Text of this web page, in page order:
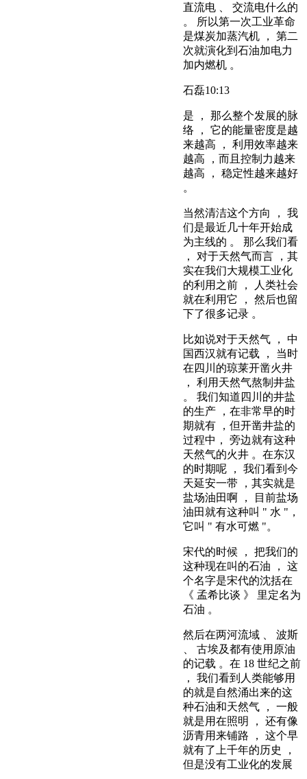
直流电 、 交流电什么的
。 所以第一次工业革命
是煤炭加蒸汽机 ， 第二
次就演化到石油加电力
加内燃机 。
石磊10:13
是 ， 那么整个发展的脉
络 ， 它的能量密度是越
来越高 ， 利用效率越来
越高 ，而且控制力越来
越高 ， 稳定性越来越好
。
当然清洁这个方向 ， 我
们是最近几十年开始成
为主线的 。 那么我们看
， 对于天然气而言 ，其
实在我们大规模工业化
的利用之前 ， 人类社会
就在利用它 ， 然后也留
下了很多记录 。
比如说对于天然气 ， 中
国西汉就有记载 ， 当时
在四川的琼莱开凿火井
， 利用天然气熬制井盐
。 我们知道四川的井盐
的生产 ，在非常早的时
期就有 ，但开凿井盐的
过程中， 旁边就有这种
天然气的火井 。在东汉
的时期呢 ， 我们看到今
天延安一带 ，其实就是
盐场油田啊 ， 目前盐场
油田就有这种叫 " 水 "，
它叫 " 有水可燃 "。
宋代的时候 ， 把我们的
这种现在叫的石油 ， 这
个名字是宋代的沈括在
《 孟希比谈 》 里定名为
石油 。
然后在两河流域 、 波斯
、 古埃及都有使用原油
的记载 。在 18 世纪之前
， 我们看到人类能够用
的就是自然涌出来的这
种石油和天然气 ， 一般
就是用在照明 ， 还有像
沥青用来铺路 ， 这个早
就有了上千年的历史 ，
但是没有工业化的发展